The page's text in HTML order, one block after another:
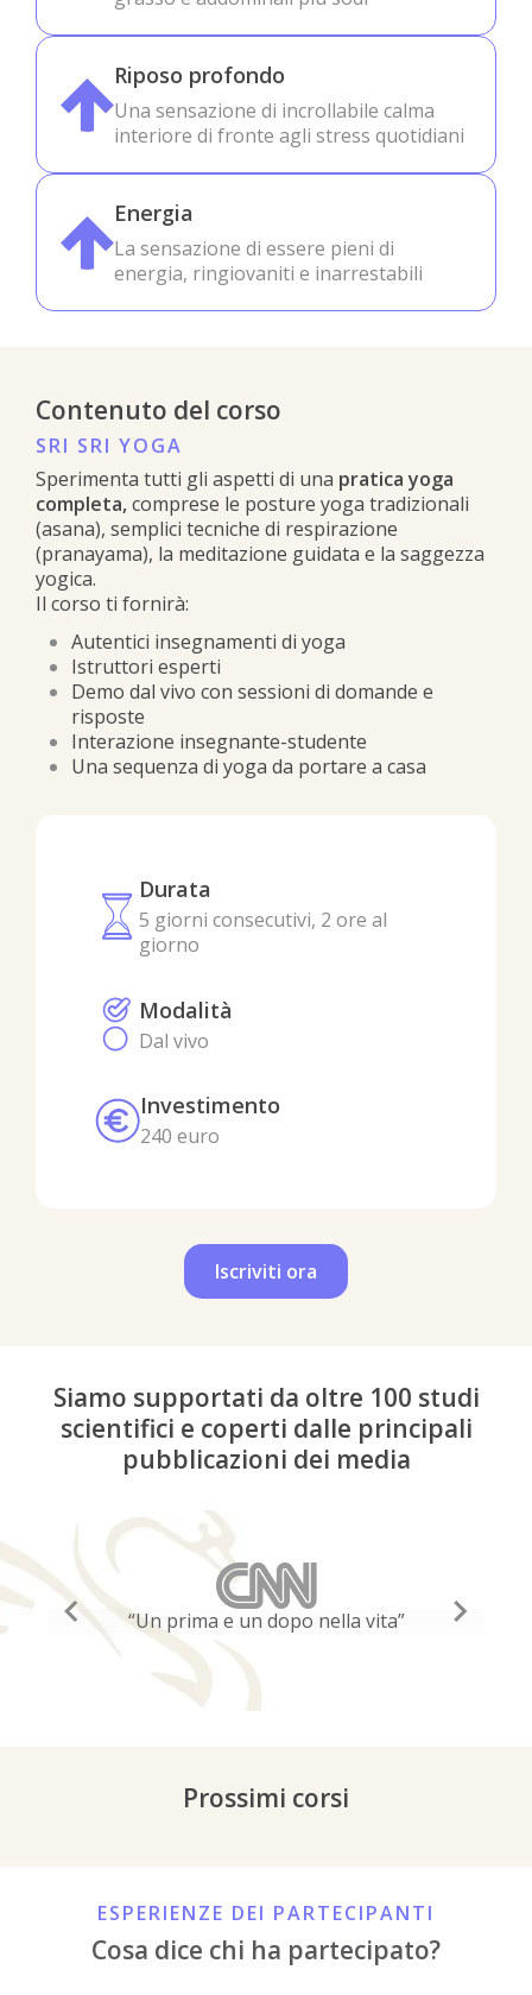
Riposo profondo
Una sensazione di incrollabile calma
interiore di fronte agli stress quotidiani
Energia
La sensazione di essere pieni di
energia, ringiovaniti e inarrestabili
Contenuto del corso
SRI SRI YOGA
Sperimenta tutti gli aspetti di una pratica yoga
completa,comprese le posture yoga tradizionali
(asana), semplici tecniche di respirazione
(pranayama), la meditazione guidata e la saggezza
yogica.
Il corso ti fornirà:
Autentici insegnamenti di yoga
Istruttori esperti
Demo dal vivo con sessioni di domande e
risposte
Interazione insegnante-studente
Una sequenza di yoga da portare a casa
Durata
5 giorni consecutivi, 2 ore al
giorno
Modalità
Dal vivo
Investimento
240 euro
Iscriviti ora
Siamo supportati da oltre 100 studi
scientifici e coperti dalle principali
pubblicazioni dei media
“Un prima e un dopo nella vita”
Prossimi corsi
ESPERIENZE DEI PARTECIPANTI
Cosa dice chi ha partecipato?